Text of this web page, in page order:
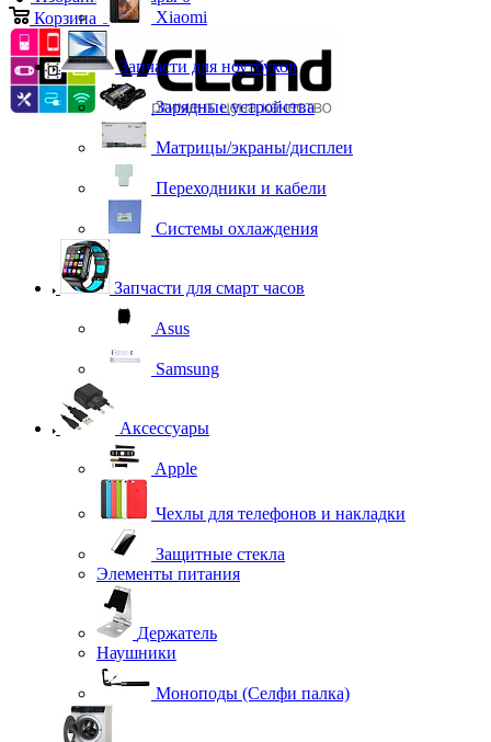
Корзина
Xiaomi
Запчасти для ноутбуков
Зарядные устройства
Матрицы/экраны/дисплеи
Переходники и кабели
Системы охлаждения
Запчасти для смарт часов
Asus
Samsung
Аксессуары
Apple
Чехлы для телефонов и накладки
Защитные стекла
Элементы питания
Держатель
Наушники
Моноподы (Селфи палка)